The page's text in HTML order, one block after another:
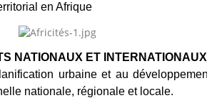
en Afrique
NATIONAUX ET INTERNATIONAUX
urbaine et au
nationale, régionale et locale.